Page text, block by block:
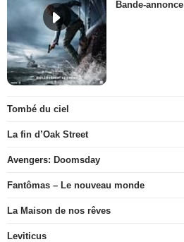
Bande-annonce
Tombé du ciel
La fin d’Oak Street
Avengers: Doomsday
Fantômas – Le nouveau monde
La Maison de nos rêves
Leviticus